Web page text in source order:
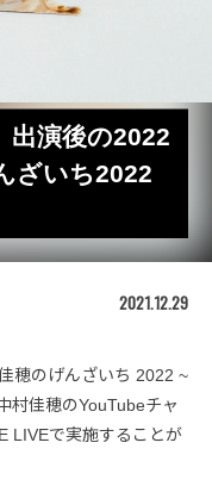
出演後の2022
ざいち2022
2021.12.29
穂のげんざいち 2022 ~
村佳穂のYouTubeチャ
LIVEで実施することが